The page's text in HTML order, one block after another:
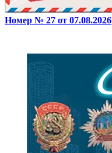
Номер № 27 от 07.08.2026